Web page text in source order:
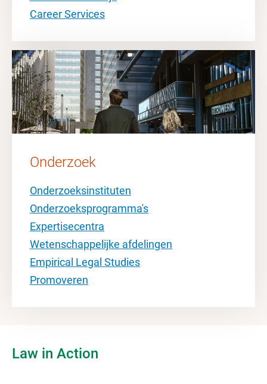
Career Services
Onderzoek
Onderzoeksinstituten
Onderzoeksprogramma's
Expertisecentra
Wetenschappelijke afdelingen
Empirical Legal Studies
Promoveren
Law in Action